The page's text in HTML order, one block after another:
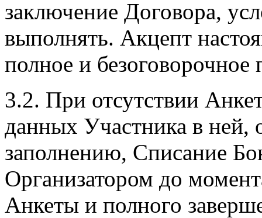
заключение Договора,
выполнять. Акцепт
полное и
3.2. При отсутствии
данных Участника в ней,
заполнению, Списание
Организатором до
Анкеты и полного